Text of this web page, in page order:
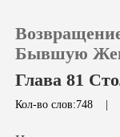
Бывшую
Глава 81
Кол-во слов:748 |